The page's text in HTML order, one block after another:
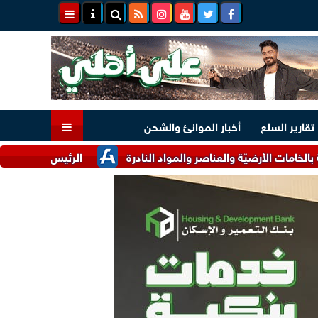
تقارير السلع
أخبار الموانئ والشحن
الرئيس السيسي وملك
والعناصر والمواد النادرة